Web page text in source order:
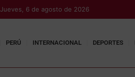
Jueves, 6 de agosto de 2026
PERÚ INTERNACIONAL DEPORTES